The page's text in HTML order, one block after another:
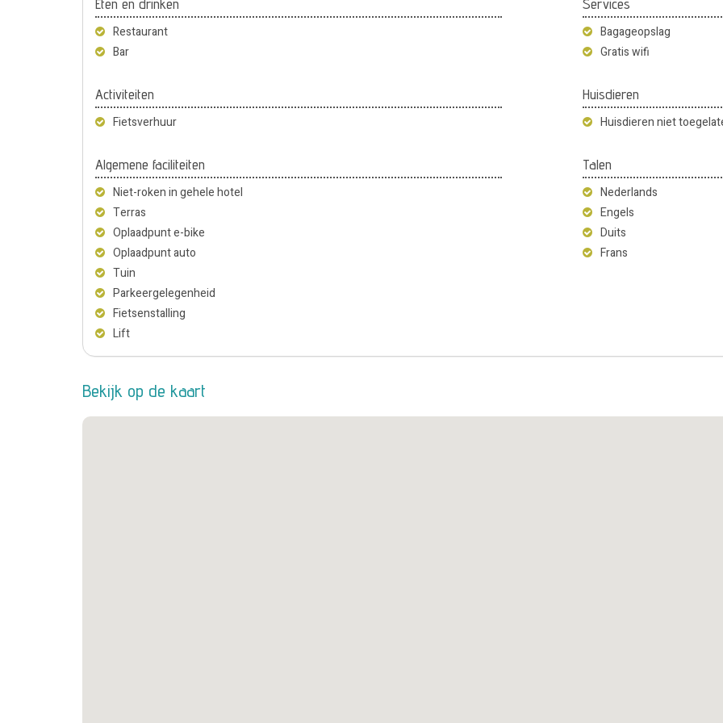
Eten en drinken
Restaurant
Bar
Activiteiten
Fietsverhuur
Algemene faciliteiten
Niet-roken in gehele hotel
Terras
Oplaadpunt e-bike
Oplaadpunt auto
Tuin
Parkeergelegenheid
Fietsenstalling
Lift
Services
Bagageopslag
Gratis wifi
Huisdieren
Huisdieren niet
Talen
Nederlands
Engels
Duits
Frans
Bekijk op de kaart